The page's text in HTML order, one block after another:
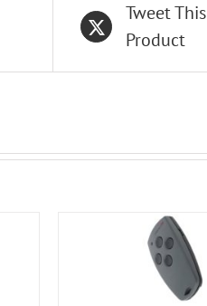
Tweet This
Product